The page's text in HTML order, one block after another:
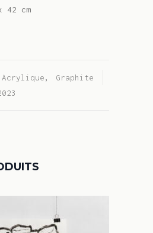
42 cm
Acrylique,
Graphite